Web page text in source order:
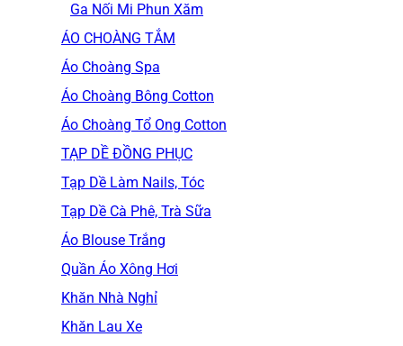
Ga Nối Mi Phun Xăm
ÁO CHOÀNG TẮM
Áo Choàng Spa
Áo Choàng Bông Cotton
Áo Choàng Tổ Ong Cotton
TẠP DỀ ĐỒNG PHỤC
Tạp Dề Làm Nails, Tóc
Tạp Dề Cà Phê, Trà Sữa
Áo Blouse Trắng
Quần Áo Xông Hơi
Khăn Nhà Nghỉ
Khăn Lau Xe